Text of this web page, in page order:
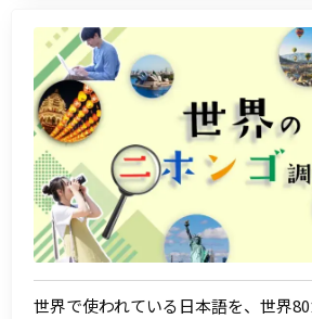
世界で使われている日本語を、世界